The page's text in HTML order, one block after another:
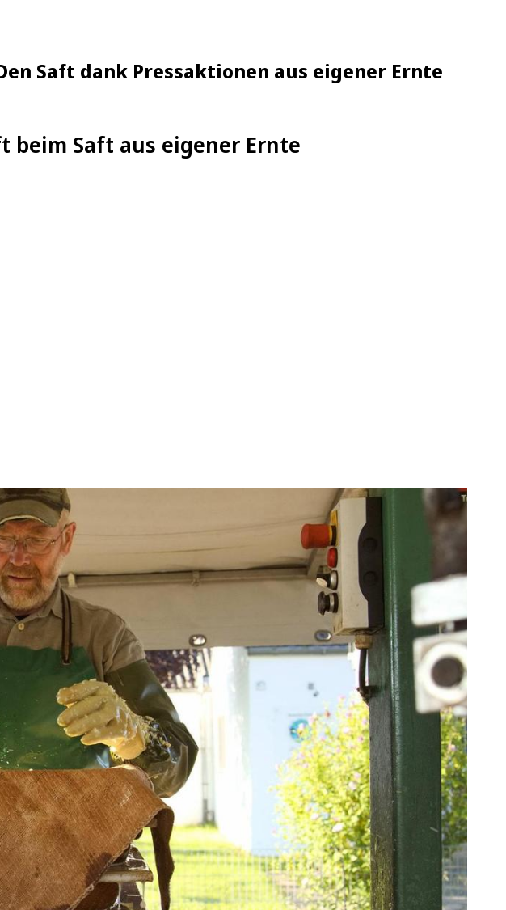
Saft dank Pressaktionen aus eigener Ernte
beim Saft aus eigener Ernte